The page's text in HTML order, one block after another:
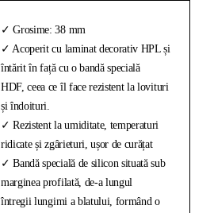
✓ Grosime: 38 mm
✓ Acoperit cu laminat decorativ HPL și
întărit în față cu o bandă specială
HDF, ceea ce îl face rezistent la lovituri
și îndoituri.
✓ Rezistent la umiditate, temperaturi
ridicate și zgârieturi, ușor de curățat
✓ Bandă specială de silicon situată sub
marginea profilată, de-a lungul
întregii lungimi a blatului, formând o